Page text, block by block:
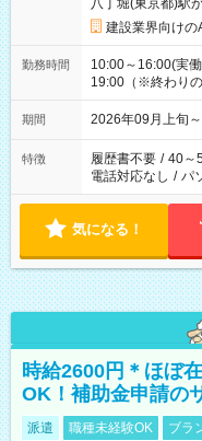
八丁堀(東京都)駅
建設業界向けの
勤務時間
10:00～16:00(実
19:00（※終わり
期間 2026年09月上旬
特徴 履歴書不要 / 40～
電話対応なし / パ
気になる！
時給2600円＊ほぼ
OK！補助金申請の
派遣 職種未経験OK ブラ